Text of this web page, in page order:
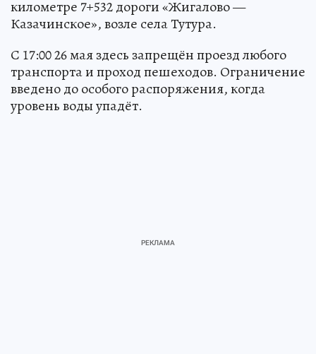
километре 7+532 дороги «Жигалово —
Казачинское», возле села Тутура.
С 17:00 26 мая здесь запрещён проезд любого
транспорта и проход пешеходов. Ограничение
введено до особого распоряжения, когда
уровень воды упадёт.